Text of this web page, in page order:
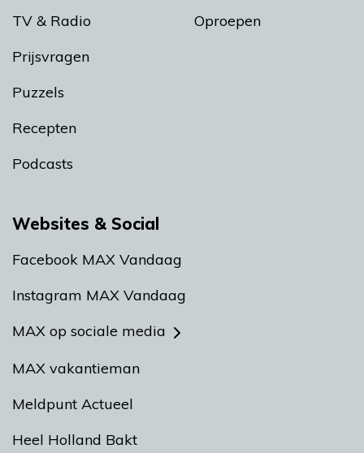
TV & Radio
Prijsvragen
Puzzels
Recepten
Podcasts
Oproepen
Websites & Social
Facebook MAX Vandaag
Instagram MAX Vandaag
MAX op sociale media
MAX vakantieman
Meldpunt Actueel
Heel Holland Bakt